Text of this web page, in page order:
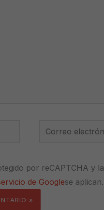
Correo
por reCAPTCHA y la
de Googlese aplican.